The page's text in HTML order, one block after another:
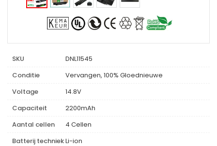
SKU
DNL11545
Conditie
Vervangen, 100% Gloednieuwe
Voltage
14.8V
Capaciteit
2200mAh
Aantal cellen
4 Cellen
Batterij techniekLi-ion